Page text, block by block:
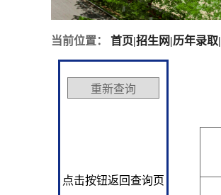
当前位置： 首页|招生网|历年录取|
点击按钮返回查询页